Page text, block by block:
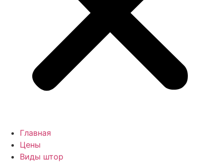
Главная
Цены
Виды штор